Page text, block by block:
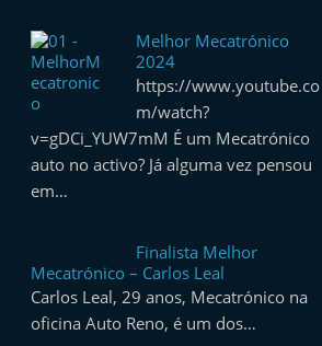
o
r
t
u
g
Melhor Mecatrónico
2024
https://www.youtube.co
m/watch?
v=gDCi_YUW7mM É um Mecatrónico
auto no activo? Já alguma vez pensou
em…
Finalista Melhor
Mecatrónico – Carlos Leal
Carlos Leal, 29 anos, Mecatrónico na
oficina Auto Reno, é um dos…